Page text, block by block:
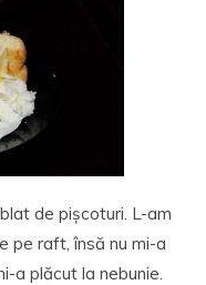
de pișcoturi. L-am
pe raft, însă nu mi-a
a plăcut la nebunie.